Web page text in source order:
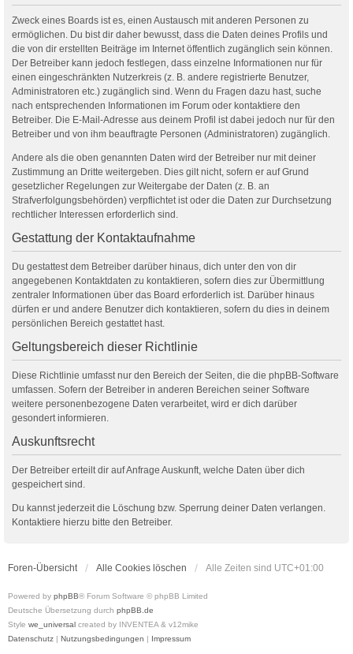
Zweck eines Boards ist es, einen Austausch mit anderen Personen zu
ermöglichen. Du bist dir daher bewusst, dass die Daten deines Profils und
die von dir erstellten Beiträge im Internet öffentlich zugänglich sein können.
Der Betreiber kann jedoch festlegen, dass einzelne Informationen nur für
einen eingeschränkten Nutzerkreis (z. B. andere registrierte Benutzer,
Administratoren etc.) zugänglich sind. Wenn du Fragen dazu hast, suche
nach entsprechenden Informationen im Forum oder kontaktiere den
Betreiber. Die E-Mail-Adresse aus deinem Profil ist dabei jedoch nur für den
Betreiber und von ihm beauftragte Personen (Administratoren) zugänglich.
Andere als die oben genannten Daten wird der Betreiber nur mit deiner
Zustimmung an Dritte weitergeben. Dies gilt nicht, sofern er auf Grund
gesetzlicher Regelungen zur Weitergabe der Daten (z. B. an
Strafverfolgungsbehörden) verpflichtet ist oder die Daten zur Durchsetzung
rechtlicher Interessen erforderlich sind.
Gestattung der Kontaktaufnahme
Du gestattest dem Betreiber darüber hinaus, dich unter den von dir
angegebenen Kontaktdaten zu kontaktieren, sofern dies zur Übermittlung
zentraler Informationen über das Board erforderlich ist. Darüber hinaus
dürfen er und andere Benutzer dich kontaktieren, sofern du dies in deinem
persönlichen Bereich gestattet hast.
Geltungsbereich dieser Richtlinie
Diese Richtlinie umfasst nur den Bereich der Seiten, die die phpBB-Software
umfassen. Sofern der Betreiber in anderen Bereichen seiner Software
weitere personenbezogene Daten verarbeitet, wird er dich darüber
gesondert informieren.
Auskunftsrecht
Der Betreiber erteilt dir auf Anfrage Auskunft, welche Daten über dich
gespeichert sind.
Du kannst jederzeit die Löschung bzw. Sperrung deiner Daten verlangen.
Kontaktiere hierzu bitte den Betreiber.
Foren-Übersicht Alle Cookies löschen Alle Zeiten sind UTC+01:00
Powered by phpBB® Forum Software © phpBB Limited
Deutsche Übersetzung durch phpBB.de
Style we_universal created by INVENTEA & v12mike
Datenschutz | Nutzungsbedingungen | Impressum